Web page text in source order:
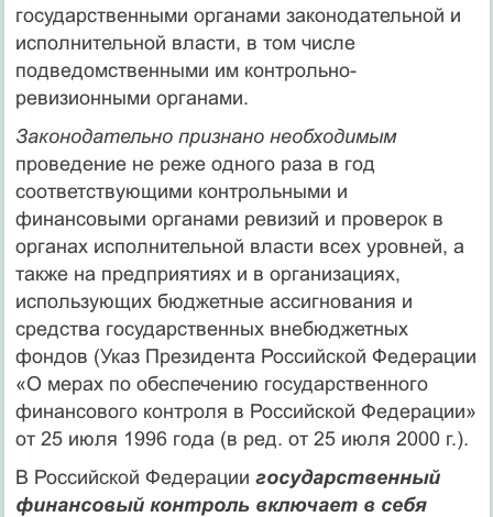
государственными органами зако­нодательной и
исполнительной власти, в том числе
подведомственными им контрольно-
ревизионными органами.
Законодательно признано необходимым
проведение не реже одного раза в год
соответствующими контрольными и
финансовыми органами ревизий и проверок в
органах исполнительной власти всех уровней, а
также на предпри­ятиях и в организациях,
использующих бюджетные ассигнования и
средства государственных внебюджетных
фондов (Указ Президента Российской Федерации
«О мерах по обеспе­чению государственного
финансового контроля в Российской Федера­ции»
от 25 июля 1996 года (в ред. от 25 июля 2000 г.).
В Российской Федерации государ­ственный
финансовый контроль включает в себя